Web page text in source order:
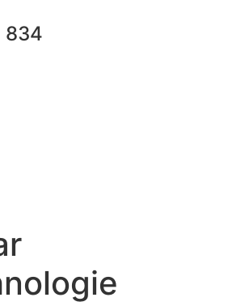
834